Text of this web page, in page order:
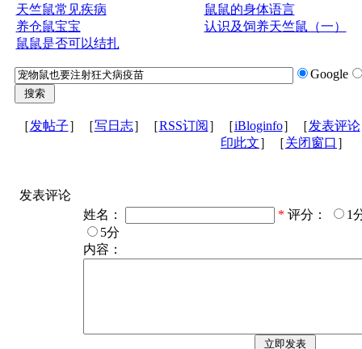
天竺鼠常见疾病
养仓鼠宝宝
鼠鼠是否可以结扎
鼠鼠的身体语言
认识及饲养天竺鼠（一）
Google
［发帖子］［写日志］［RSS订阅 ］［iBloginfo］［发表评论
印此文］［关闭窗口 ］
发表评论
姓名：
* 评分：
1
5分
内容：